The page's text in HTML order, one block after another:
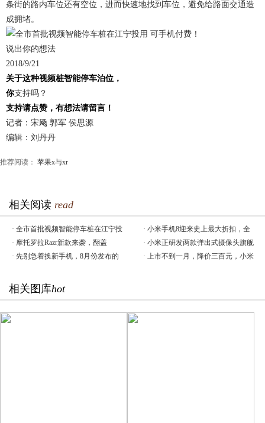
条街的路内车位还有空位，进而快速地找到车位，避免给路面交通造
成拥堵。
说出你的想法
2018/9/21
关于这种视频桩智能停车泊位，
你支持吗？
支持请点赞，有想法请留言！
记者：宋飏 郭军 侯思源
编辑：刘丹丹
推荐阅读： 苹果x与xr
相关阅读 read
· 全市首批视频智能停车桩在江宁投 · 小米手机8迎来史上最大折扣，全
· 摩托罗拉Razr新款来袭，翻盖 · 小米正研发两款弹出式摄像头旗舰
· 先别急着换新手机，8月份发布的 · 上市不到一月，降价三百元，小米
相关图库hot